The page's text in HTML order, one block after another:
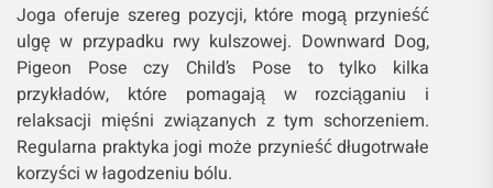
Joga oferuje szereg pozycji, które mogą przynieść
ulgę w przypadku rwy kulszowej. Downward Dog,
Pigeon Pose czy Child’s Pose to tylko kilka
przykładów, które pomagają w rozciąganiu i
relaksacji mięśni związanych z tym schorzeniem.
Regularna praktyka jogi może przynieść długotrwałe
korzyści w łagodzeniu bólu.